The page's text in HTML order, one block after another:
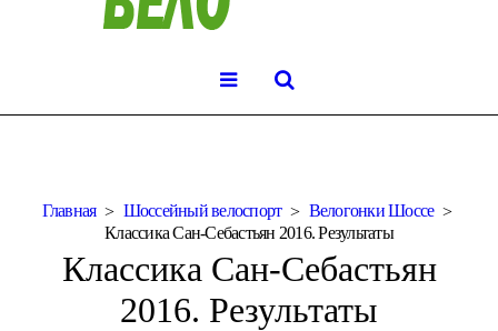
Главная Шоссейный велоспорт
Велогонки Шоссе
Классика Сан-Себастьян 2016. Результаты
Классика Сан-Себастьян
2016. Результаты